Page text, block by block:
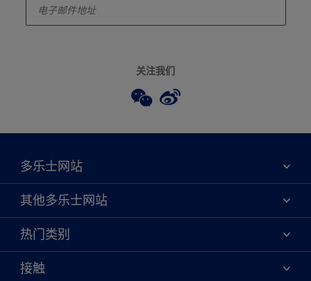
关注我们
多乐士网站
关于我们
联系我们
查找店铺
其他多乐士网站
焕新服务
多乐士专业
天猫官方旗舰店
热门类别
颜色
接触